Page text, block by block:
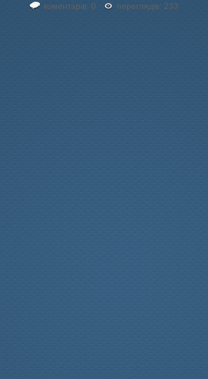
коментарів: 0 переглядів: 233